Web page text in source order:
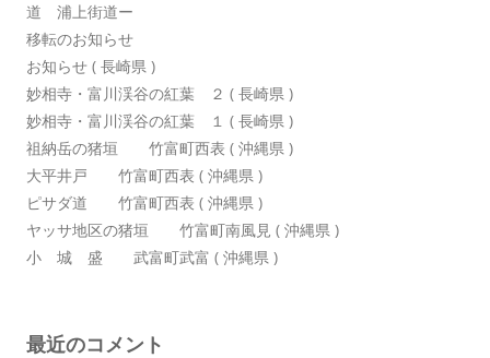
道 浦上街道ー
移転のお知らせ
お知らせ ( 長崎県 )
妙相寺・富川渓谷の紅葉 ２ ( 長崎県 )
妙相寺・富川渓谷の紅葉 １ ( 長崎県 )
祖納岳の猪垣 竹富町西表 ( 沖縄県 )
大平井戸 竹富町西表 ( 沖縄県 )
ピサダ道 竹富町西表 ( 沖縄県 )
ヤッサ地区の猪垣 竹富町南風見 ( 沖縄県 )
小 城 盛 武富町武富 ( 沖縄県 )
最近のコメント